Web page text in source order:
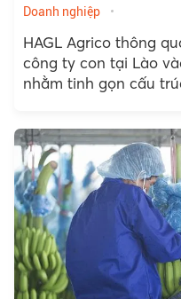
Doanh nghiệp
HAGL Agrico thông
công ty con tại Lào
nhằm tinh gọn cấu